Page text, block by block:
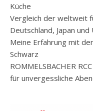
Küche
Vergleich der weltweit
Deutschland, Japan und
Meine Erfahrung mit
Schwarz
ROMMELSBACHER
für unvergessliche